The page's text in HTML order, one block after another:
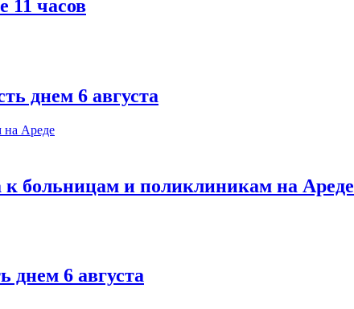
11 часов
днем 6 августа
к больницам и поликлиникам на Ареде
днем 6 августа